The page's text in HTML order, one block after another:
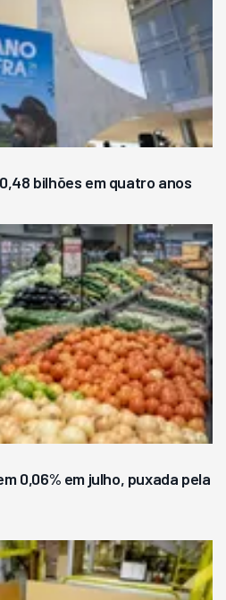
bilhões em quatro anos
0,06% em julho, puxada pela